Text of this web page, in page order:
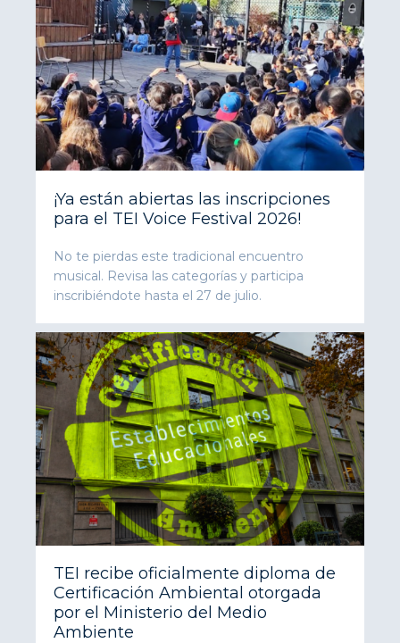
¡Ya están abiertas las inscripciones
para el TEI Voice Festival 2026!
No te pierdas este tradicional encuentro
musical. Revisa las categorías y participa
inscribiéndote hasta el 27 de julio.
TEI recibe oficialmente diploma de
Certificación Ambiental otorgada
por el Ministerio del Medio
Ambiente